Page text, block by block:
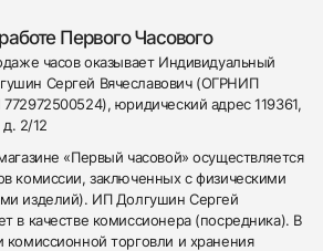
Первого Часового
часов оказывает Индивидуальный
Сергей Вячеславович (ОГРНИП
юридический адрес 119361,
2/12
«Первый часовой» осуществляется
комиссии, заключенных с физическими
изделий). ИП Долгушин Сергей
в качестве комиссионера (посредника). В
комиссионной торговли и хранения